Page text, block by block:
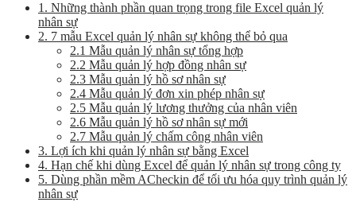
1. Những thành phần quan trọng trong file Excel quản lý
nhân sự
2. 7 mẫu Excel quản lý nhân sự không thể bỏ qua
2.1 Mẫu quản lý nhân sự tổng hợp
2.2 Mẫu quản lý hợp đồng nhân sự
2.3 Mẫu quản lý hồ sơ nhân sự
2.4 Mẫu quản lý đơn xin phép nhân sự
2.5 Mẫu quản lý lương thưởng của nhân viên
2.6 Mẫu quản lý hồ sơ nhân sự mới
2.7 Mẫu quản lý chấm công nhân viên
3. Lợi ích khi quản lý nhân sự bằng Excel
4. Hạn chế khi dùng Excel để quản lý nhân sự trong công ty
5. Dùng phần mềm ACheckin để tối ưu hóa quy trình quản lý
nhân sự